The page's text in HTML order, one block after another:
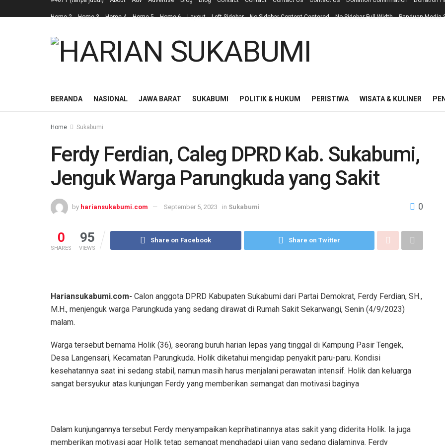
Home 2 Home 3 Home 4 Home 5 Home 6 Layout Left Sidebar No Sidebar Content Centered No Sidebar Full Width Panduan Media
BERANDA NASIONAL JAWA BARAT SUKABUMI POLITIK & HUKUM PERISTIWA WISATA & KULINER
Home Sukabumi
Ferdy Ferdian, Caleg DPRD Kab. Sukabumi,
Jenguk Warga Parungkuda yang Sakit
by hariansukabumi.com September 5, 2023 in Sukabumi 0
0
SHARES
95
VIEWS
Share on Facebook Share on Twitter
Hariansukabumi.com- Calon anggota DPRD Kabupaten Sukabumi dari Partai Demokrat, Ferdy Ferdian, SH.,
M.H., menjenguk warga Parungkuda yang sedang dirawat di Rumah Sakit Sekarwangi, Senin (4/9/2023)
malam.
Warga tersebut bernama Holik (36), seorang buruh harian lepas yang tinggal di Kampung Pasir Tengek,
Desa Langensari, Kecamatan Parungkuda. Holik diketahui mengidap penyakit paru-paru. Kondisi
kesehatannya saat ini sedang stabil, namun masih harus menjalani perawatan intensif. Holik dan keluarga
sangat bersyukur atas kunjungan Ferdy yang memberikan semangat dan motivasi baginya
Dalam kunjungannya tersebut Ferdy menyampaikan keprihatinannya atas sakit yang diderita Holik. Ia juga
memberikan motivasi agar Holik tetap semangat menghadapi ujian yang sedang dialaminya. Ferdy